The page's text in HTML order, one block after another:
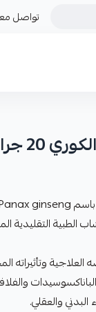
تواصل
جرام
الطبية التقليدية
والعقلي.